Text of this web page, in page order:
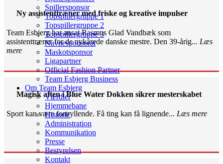
Spillersponsor
Topspillergruppe 1
Topspillergruppe 2
Topspillergruppe 3
Navnesponsorat
Maskotsponsor
Ligapartner
Official Fashion Partner
Team Esbjerg Business
Om Team Esbjerg
Værdier
Hjemmebane
Historie
Administration
Kommunikation
Presse
Bestyrelsen
Kontakt
Ny assistenttræner med friske og kreative impulser
Team Esbjerg har ansat Rasmus Glad Vandbæk som
assistenttræner for de nykårede danske mestre. Den 39-årig... Læs
mere
Magisk aften i Blue Water Dokken sikrer mesterskabet
Sport kan være fortryllende. Få ting kan få lignende... Læs mere